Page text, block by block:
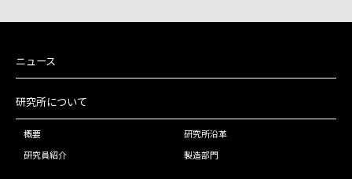
ニュース
研究所について
概要 研究所沿革
研究員紹介 製造部門